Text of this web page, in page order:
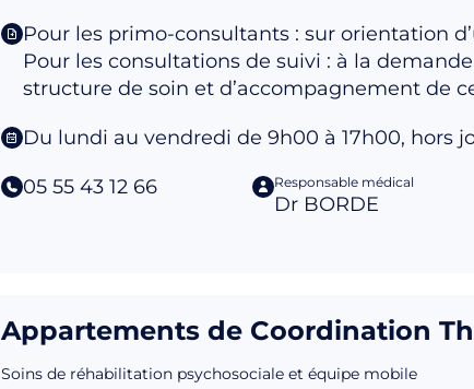
Pour les primo-consultants : sur orientation
Pour les consultations de suivi : à la
structure de soin et d’accompagnement de
Du lundi au vendredi de 9h00 à 17h00, hors
05 55 43 12 66 Responsable médical
Dr BORDE
Appartements de Coordination
Soins de réhabilitation psychosociale et équipe mobile